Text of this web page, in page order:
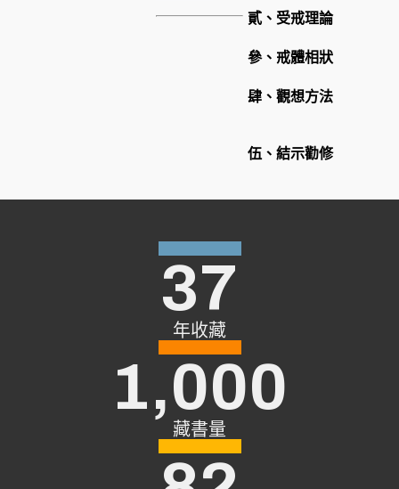
貳、受戒理論
參、戒體相狀
肆、觀想方法
伍、結示勸修
年收藏
37
藏書量
1,000